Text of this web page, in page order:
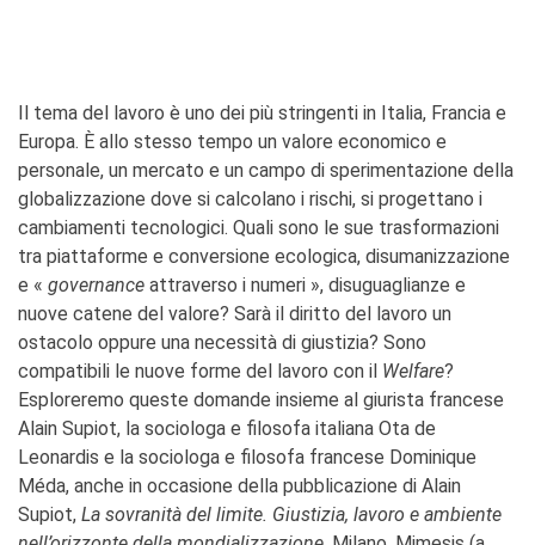
Il tema del lavoro è uno dei più stringenti in Italia, Francia e
Europa. È allo stesso tempo un valore economico e
personale, un mercato e un campo di sperimentazione della
globalizzazione dove si calcolano i rischi, si progettano i
cambiamenti tecnologici. Quali sono le sue trasformazioni
tra piattaforme e conversione ecologica, disumanizzazione
e « governance attraverso i numeri », disuguaglianze e
nuove catene del valore? Sarà il diritto del lavoro un
ostacolo oppure una necessità di giustizia? Sono
compatibili le nuove forme del lavoro con il Welfare?
Esploreremo queste domande insieme al giurista francese
Alain Supiot, la sociologa e filosofa italiana Ota de
Leonardis e la sociologa e filosofa francese Dominique
Méda, anche in occasione della pubblicazione di Alain
Supiot, La sovranità del limite. Giustizia, lavoro e ambiente